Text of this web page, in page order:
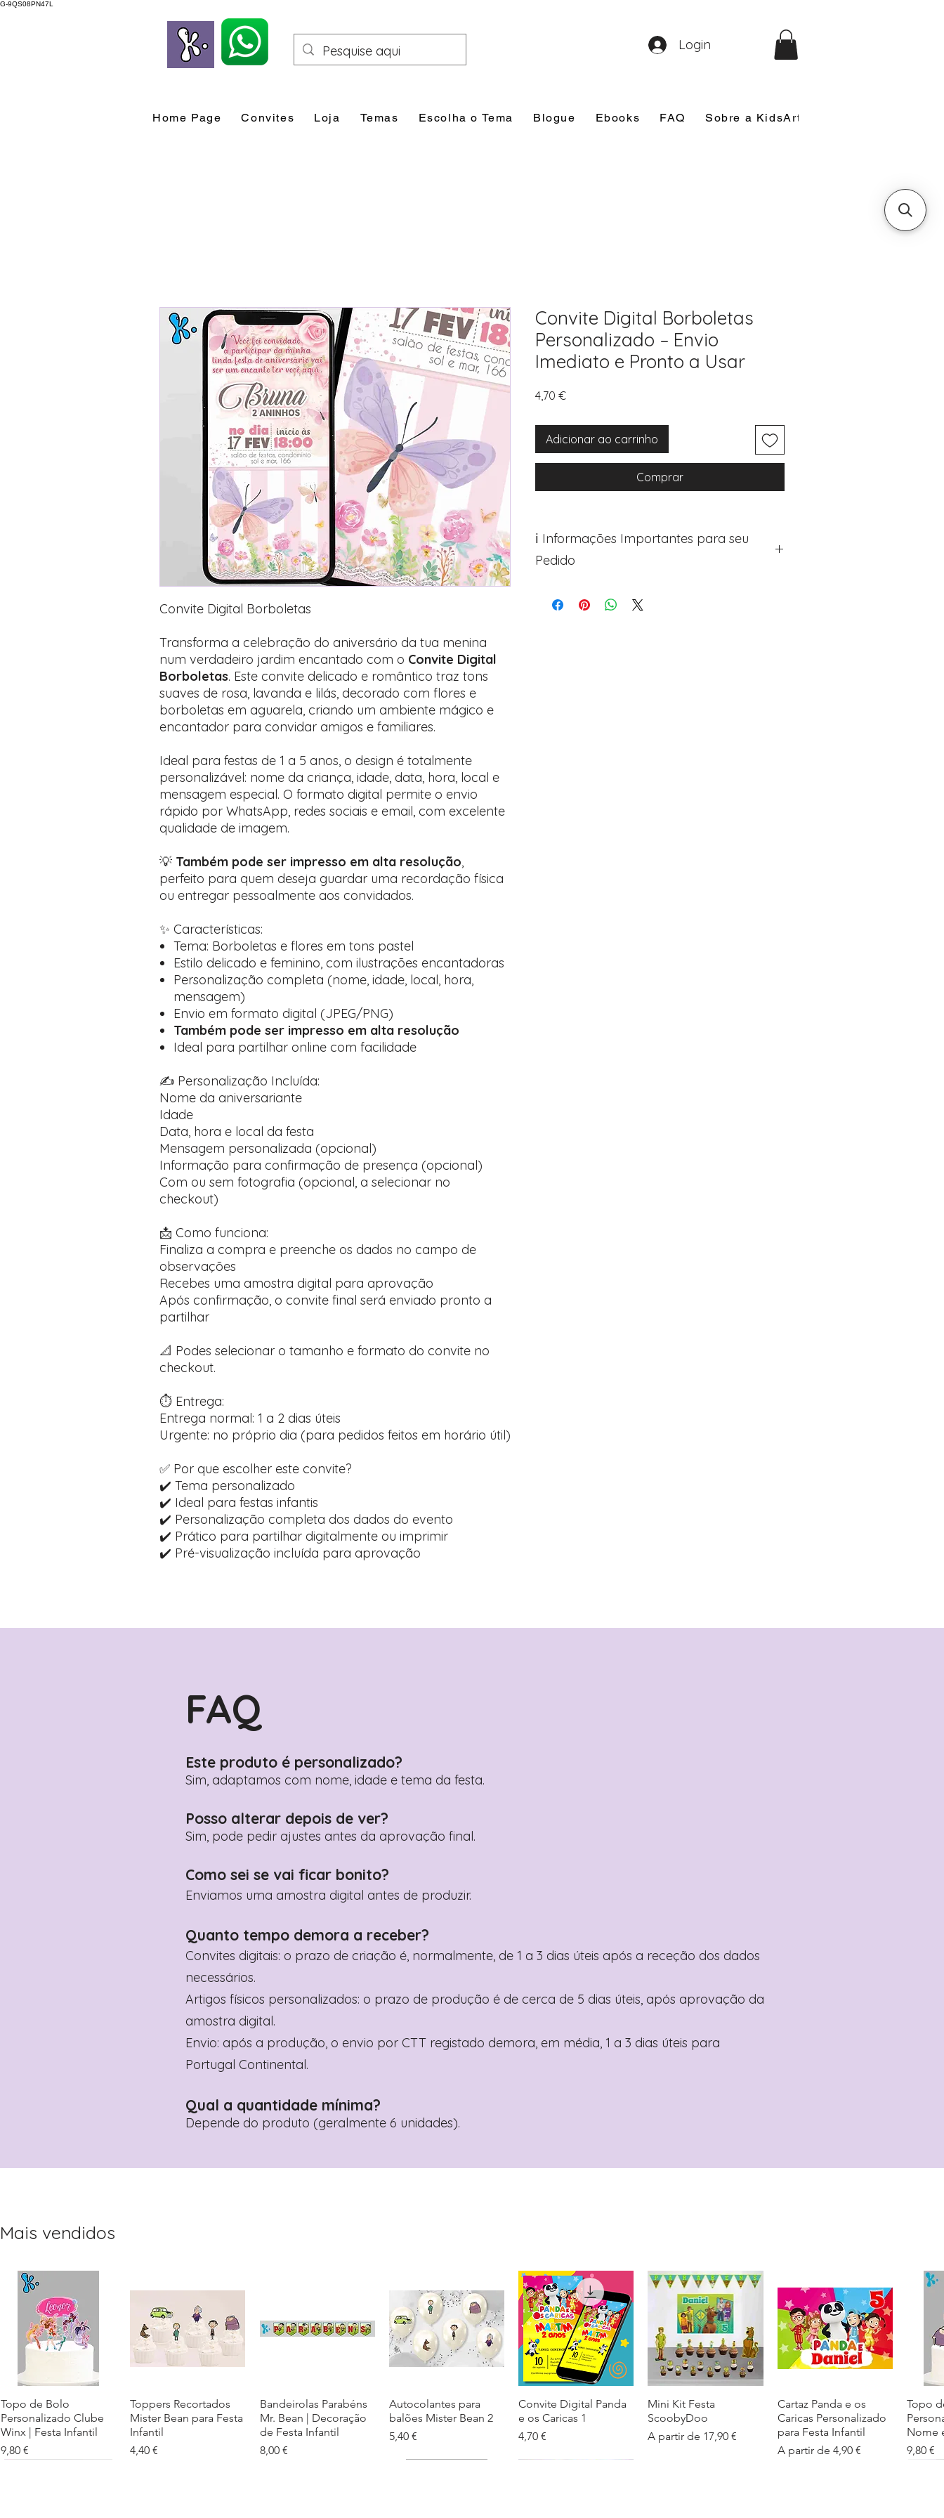
G-9QS08PN47L
Home Page Convites Loja Temas Escolha o Tema Blogue Ebooks FAQ Sobre a KidsArt
Login
Convite Digital Borboletas
Transforma a celebração do aniversário da tua menina
num verdadeiro jardim encantado com o Convite Digital
Borboletas. Este convite delicado e romântico traz tons
suaves de rosa, lavanda e lilás, decorado com flores e
borboletas em aguarela, criando um ambiente mágico e
encantador para convidar amigos e familiares.
Ideal para festas de 1 a 5 anos, o design é totalmente
personalizável: nome da criança, idade, data, hora, local e
mensagem especial. O formato digital permite o envio
rápido por WhatsApp, redes sociais e email, com excelente
qualidade de imagem.
💡 Também pode ser impresso em alta resolução,
perfeito para quem deseja guardar uma recordação física
ou entregar pessoalmente aos convidados.
✨ Características:
Tema: Borboletas e flores em tons pastel
Estilo delicado e feminino, com ilustrações encantadoras
Personalização completa (nome, idade, local, hora,
mensagem)
Envio em formato digital (JPEG/PNG)
Também pode ser impresso em alta resolução
Ideal para partilhar online com facilidade
✍️ Personalização Incluída:
Nome da aniversariante
Idade
Data, hora e local da festa
Mensagem personalizada (opcional)
Informação para confirmação de presença (opcional)
Com ou sem fotografia (opcional, a selecionar no
checkout)
📩 Como funciona:
Finaliza a compra e preenche os dados no campo de
observações
Recebes uma amostra digital para aprovação
Após confirmação, o convite final será enviado pronto a
partilhar
📐 Podes selecionar o tamanho e formato do convite no
checkout.
⏱️ Entrega:
Entrega normal: 1 a 2 dias úteis
Urgente: no próprio dia (para pedidos feitos em horário útil)
✅ Por que escolher este convite?
✔️ Tema personalizado
✔️ Ideal para festas infantis
✔️ Personalização completa dos dados do evento
✔️ Prático para partilhar digitalmente ou imprimir
✔️ Pré-visualização incluída para aprovação
Convite Digital Borboletas
Personalizado – Envio
Imediato e Pronto a Usar
4,70 €Preço
Adicionar ao carrinho
Comprar
ℹ️ Informações Importantes para seu
Pedido
Avance para a página de checkout (próximo passo
FAQ
Este produto é personalizado?
Sim, adaptamos com nome, idade e tema da festa.
Posso alterar depois de ver?
Sim, pode pedir ajustes antes da aprovação final.
Como sei se vai ficar bonito?
Enviamos uma amostra digital antes de produzir.
Quanto tempo demora a receber?
Convites digitais: o prazo de criação é, normalmente, de 1 a 3 dias úteis após a receção dos dados
necessários.
Artigos físicos personalizados: o prazo de produção é de cerca de 5 dias úteis, após aprovação da
amostra digital.
Envio: após a produção, o envio por CTT registado demora, em média, 1 a 3 dias úteis para
Portugal Continental.
Qual a quantidade mínima?
Depende do produto (geralmente 6 unidades).
Mais vendidos
Visualização rápida
Topo de Bolo
Personalizado Clube
Winx | Festa Infantil
Preço
9,80 €
Visualização rápida
Toppers Recortados
Mister Bean para Festa
Infantil
Preço
4,40 €
Visualização rápida
Bandeirolas Parabéns
Mr. Bean | Decoração
de Festa Infantil
Preço
8,00 €
Visualização rápida
Autocolantes para
balões Mister Bean 2
Preço
5,40 €
Visualização rápida
Convite Digital Panda
e os Caricas 1
Preço
4,70 €
Visualização rápida
Mini Kit Festa
ScoobyDoo
A partir de 17,90 €
Preço promocional
Visualização rápida
Cartaz Panda e os
Caricas Personalizado
para Festa Infantil
A partir de 4,90 €
Preço promocional
Topo
Nome
Preço
9,80 €